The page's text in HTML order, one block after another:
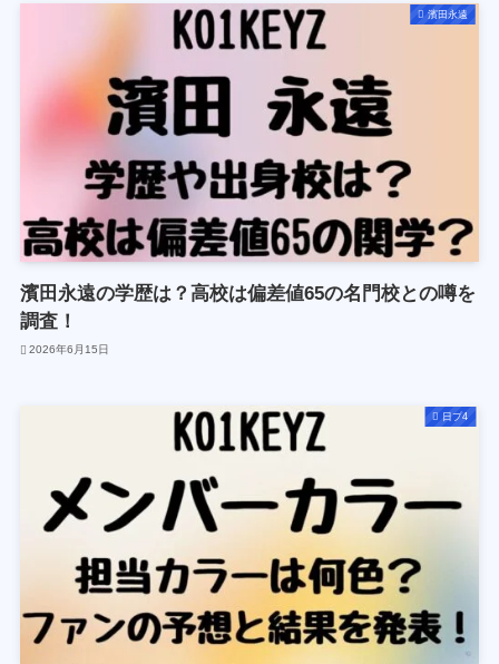
濱田永遠
濱田永遠の学歴は？高校は偏差値65の名門校との噂を
調査！
2026年6月15日
日プ4